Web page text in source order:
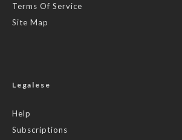
Terms Of Service
Site Map
Legalese
Help
Subscriptions